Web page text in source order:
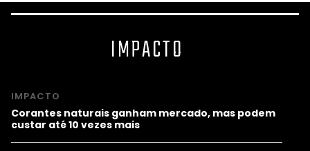
IMPACTO
IMPACTO
Corantes naturais ganham mercado, mas podem
custar até 10 vezes mais